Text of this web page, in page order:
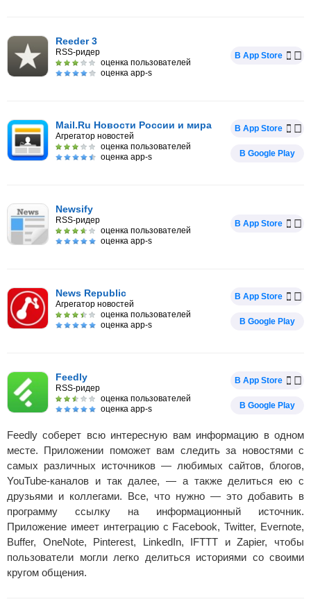
Reeder 3
RSS-ридер
оценка пользователей
оценка app-s
В App Store
Mail.Ru Новости России и мира
Агрегатор новостей
оценка пользователей
оценка app-s
В App Store
В Google Play
Newsify
RSS-ридер
оценка пользователей
оценка app-s
В App Store
News Republic
Агрегатор новостей
оценка пользователей
оценка app-s
В App Store
В Google Play
Feedly
RSS-ридер
оценка пользователей
оценка app-s
В App Store
В Google Play
Feedly соберет всю интересную вам информацию в одном
месте. Приложении поможет вам следить за новостями с
самых различных источников — любимых сайтов, блогов,
YouTube-каналов и так далее, — а также делиться ею с
друзьями и коллегами. Все, что нужно — это добавить в
программу ссылку на информационный источник.
Приложение имеет интеграцию с Facebook, Twitter, Evernote,
Buffer, OneNote, Pinterest, LinkedIn, IFTTT и Zapier, чтобы
пользователи могли легко делиться историями со своими
кругом общения.